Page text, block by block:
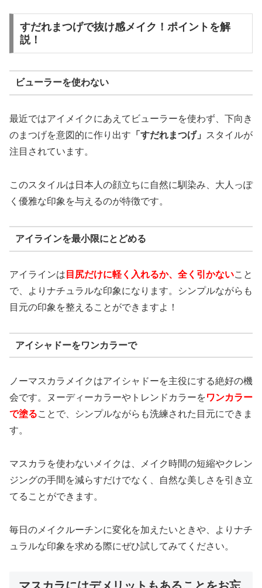
すだれまつげで抜け感メイク！ポイントを解
説！
ビューラーを使わない
最近ではアイメイクにあえてビューラーを使わず、下向き
のまつげを意図的に作り出す 「すだれまつげ」
スタイルが
注目されています。
このスタイルは日本人の顔立ちに自然に馴染み、大人っぽ
く優雅な印象を与えるのが特徴です。
アイラインを最小限にとどめる
アイラインは 目尻だけに軽く入れるか、全く引かないこと
で、よりナチュラルな印象になります。シンプルながらも
目元の印象を整えることができますよ！
アイシャドーをワンカラーで
ノーマスカラメイクはアイシャドーを主役にする絶好の機
会です。ヌーディーカラーやトレンドカラーをワンカラー
で塗ることで、シンプルながらも洗練された目元にできま
す。
マスカラを使わないメイクは、メイク時間の短縮やクレン
ジングの手間を減らすだけでなく、自然な美しさを引き立
てることができます。
毎日のメイクルーチンに変化を加えたいときや、よりナチ
ュラルな印象を求める際にぜひ試してみてください。